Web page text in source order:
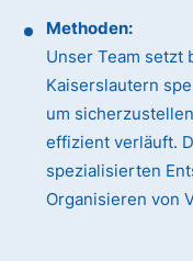
Methoden:
Unser Team setzt
Kaiserslautern
um
effizient verläuft.
spezialisierten
Organisieren von